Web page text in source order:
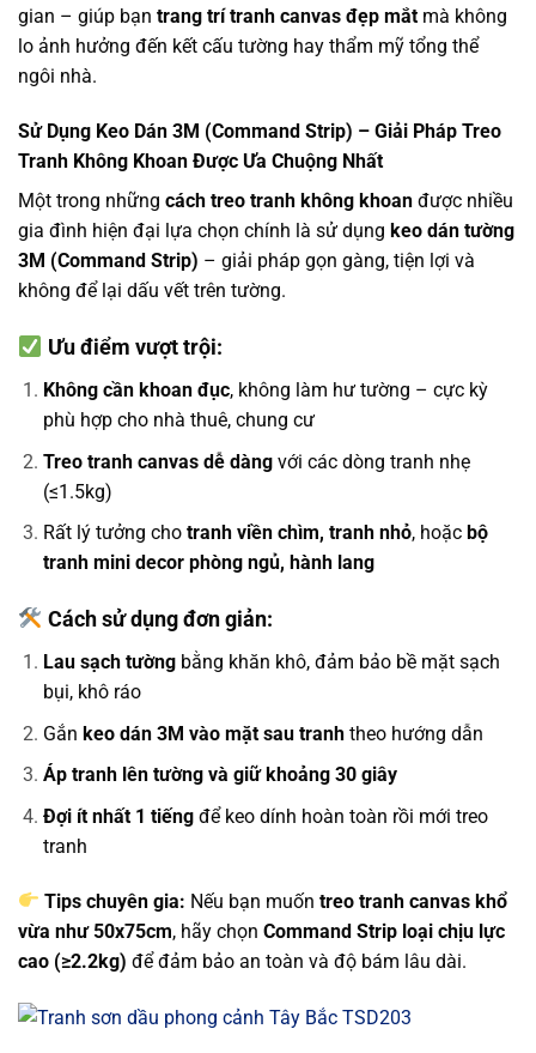
gian – giúp bạn trang trí tranh canvas đẹp mắt mà không
lo ảnh hưởng đến kết cấu tường hay thẩm mỹ tổng thể
ngôi nhà.
Sử Dụng Keo Dán 3M (Command Strip) – Giải Pháp Treo
Tranh Không Khoan Được Ưa Chuộng Nhất
Một trong những cách treo tranh không khoan được nhiều
gia đình hiện đại lựa chọn chính là sử dụng keo dán tường
3M (Command Strip) – giải pháp gọn gàng, tiện lợi và
không để lại dấu vết trên tường.
Ưu điểm vượt trội:
Không cần khoan đục, không làm hư tường – cực kỳ
phù hợp cho nhà thuê, chung cư
Treo tranh canvas dễ dàngvới các dòng tranh nhẹ
(≤1.5kg)
Rất lý tưởng cho tranh viền chìm, tranh nhỏ, hoặc bộ
tranh mini decor phòng ngủ, hành lang
Cách sử dụng đơn giản:
Lau sạch tườngbằng khăn khô, đảm bảo bề mặt sạch
bụi, khô ráo
Gắn keo dán 3M vào mặt sau tranhtheo hướng dẫn
Áp tranh lên tường và giữ khoảng 30 giây
Đợi ít nhất 1 tiếngđể keo dính hoàn toàn rồi mới treo
tranh
Tips chuyên gia: Nếu bạn muốntreo tranh canvas khổ
vừa như 50x75cm, hãy chọn Command Strip loại chịu lực
cao (≥2.2kg) để đảm bảo an toàn và độ bám lâu dài.